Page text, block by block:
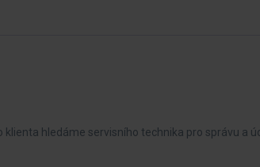
hledáme servisního technika pro správu a